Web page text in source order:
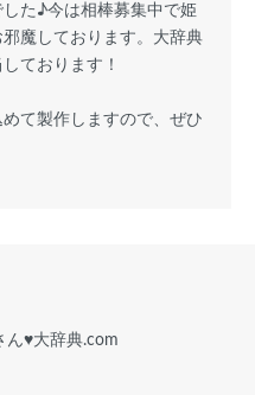
た♪今は相棒募集中で姫
魔しております。大辞典
ております！
て製作しますので、ぜひ
ん♥︎大辞典.com